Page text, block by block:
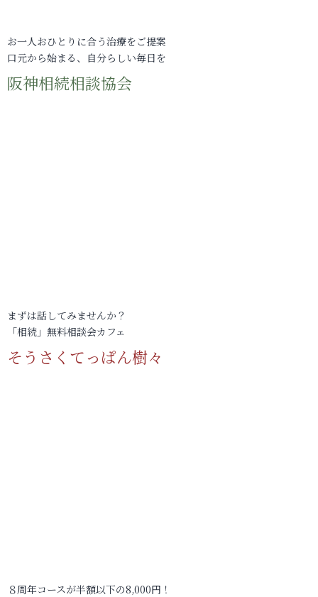
お一人おひとりに合う治療をご提案
口元から始まる、自分らしい毎日を
阪神相続相談協会
まずは話してみませんか？
「相続」無料相談会カフェ
そうさくてっぱん樹々
８周年コースが半額以下の8,000円！